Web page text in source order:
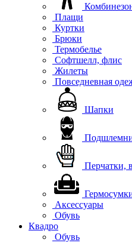
Плащи
Куртки
Брюки
Термобелье
Софтшелл, флис
Жилеты
Повседневная
Шапки
Перчатки,
Аксессуары
Обувь
Квадро
Обувь